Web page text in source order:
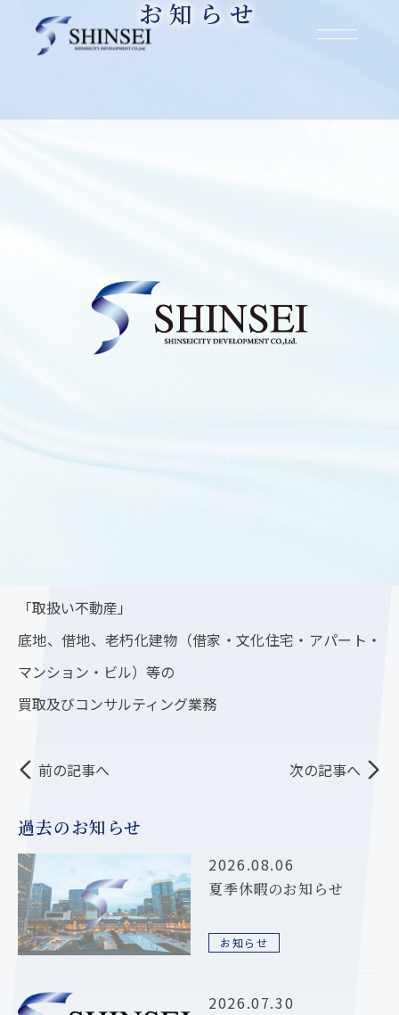
お知らせ
■権利関係： 非公開（詳細につきましては、改め
「取扱い不動産」
底地、借地、老朽化建物（借家・文化住宅・アパート・
マンション・ビル）等の
買取及びコンサルティング業務
前の記事へ 次の記事へ
過去のお知らせ
2026.08.06
夏季休暇のお知らせ
お知らせ
2026.07.30